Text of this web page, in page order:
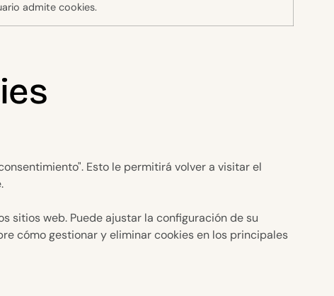
admite cookies.
Esto le permitirá volver a visitar el
sitios web. Puede ajustar la configuración de su
cómo gestionar y eliminar cookies en los principales